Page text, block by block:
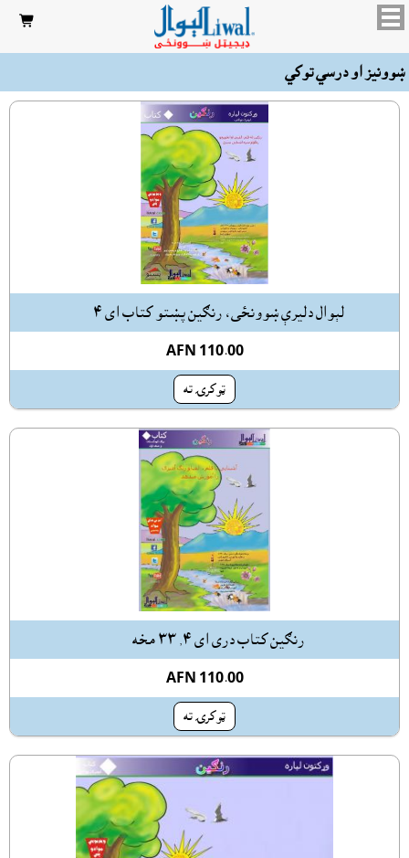

ښوونيز او درسي توکي
لېوال دليرې ښوونځى، رنګين پښتو کتاب اى ٤
AFN 110.00
ټوکرۍ ته
رنګين کتاب درى اى ٤, ٣٣ مخه
AFN 110.00
ټوکرۍ ته